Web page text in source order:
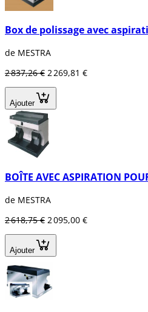
Box de polissage avec
de MESTRA
2 837,26 € 2 269,81 €
Ajouter
BOÎTE AVEC ASPIRATION
de MESTRA
2 618,75 € 2 095,00 €
Ajouter